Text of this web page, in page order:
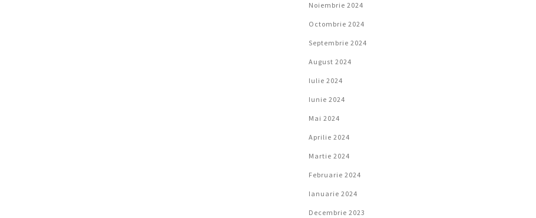
Noiembrie 2024
Octombrie 2024
Septembrie 2024
August 2024
Iulie 2024
Iunie 2024
Mai 2024
Aprilie 2024
Martie 2024
Februarie 2024
Ianuarie 2024
Decembrie 2023